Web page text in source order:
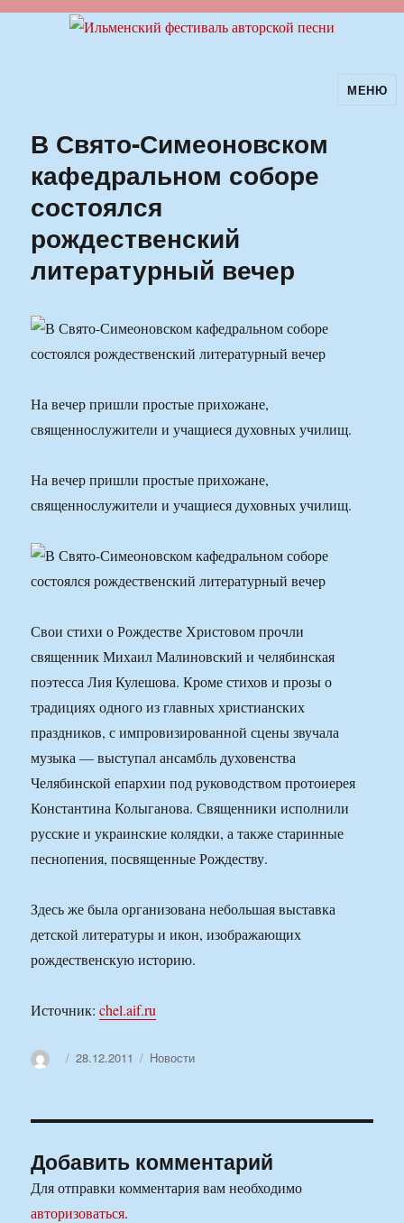
Ильменский фестиваль авторскойМЕНЮ
В Свято-Симеоновском
кафедральном соборе
состоялся
рождественский
литературный вечер
На вечер пришли простые прихожане,
священнослужители и учащиеся духовных училищ.
На вечер пришли простые прихожане,
священнослужители и учащиеся духовных училищ.
Свои стихи о Рождестве Христовом прочли
священник Михаил Малиновский и челябинская
поэтесса Лия Кулешова. Кроме стихов и прозы о
традициях одного из главных христианских
праздников, с импровизированной сцены звучала
музыка — выступал ансамбль духовенства
Челябинской епархии под руководством протоиерея
Константина Колыганова. Священники исполнили
русские и украинские колядки, а также старинные
песнопения, посвященные Рождеству.
Здесь же была организована небольшая выставка
детской литературы и икон, изображающих
рождественскую историю.
Источник:chel.aif.ru
АвторОпубликовано
28.12.2011 Рубрики
Новости
Добавить комментарий
Для отправки комментария вам необходимо
авторизоваться.